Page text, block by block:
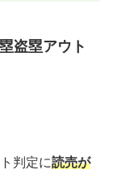
盗塁アウト
判定に読売が